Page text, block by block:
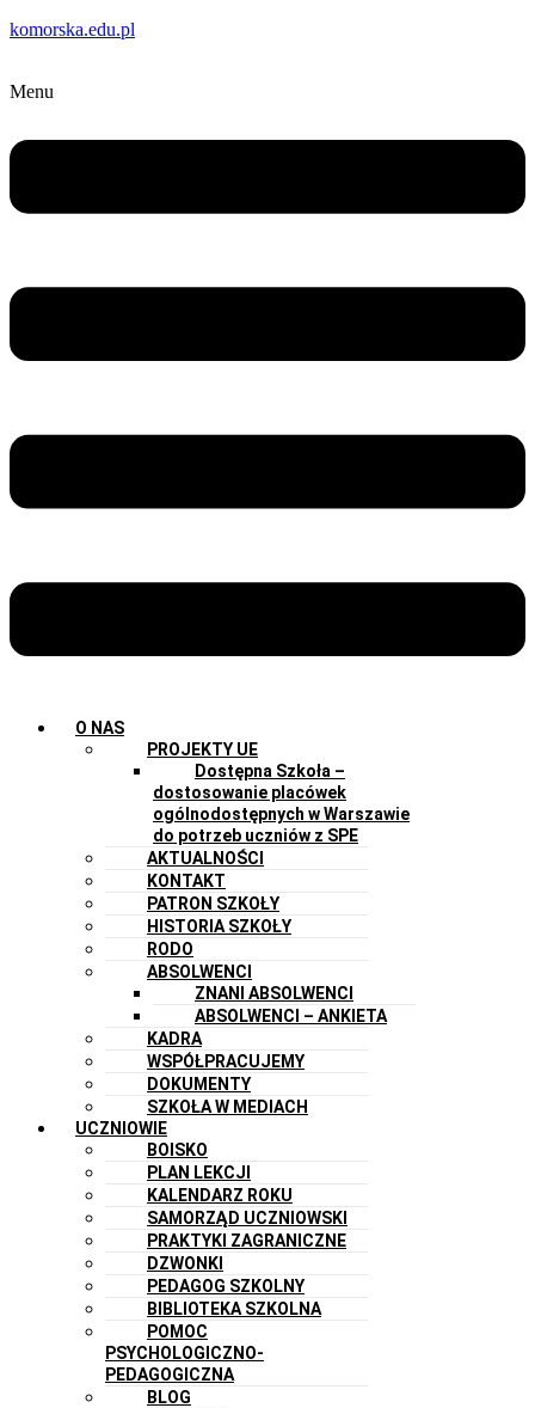
komorska.edu.pl
Menu
O NAS
PROJEKTY UE
Dostępna Szkoła –
dostosowanie placówek
ogólnodostępnych w Warszawie
do potrzeb uczniów z SPE
AKTUALNOŚCI
KONTAKT
PATRON SZKOŁY
HISTORIA SZKOŁY
RODO
ABSOLWENCI
ZNANI ABSOLWENCI
ABSOLWENCI – ANKIETA
KADRA
WSPÓŁPRACUJEMY
DOKUMENTY
SZKOŁA W MEDIACH
UCZNIOWIE
BOISKO
PLAN LEKCJI
KALENDARZ ROKU
SAMORZĄD UCZNIOWSKI
PRAKTYKI ZAGRANICZNE
DZWONKI
PEDAGOG SZKOLNY
BIBLIOTEKA SZKOLNA
POMOC
PSYCHOLOGICZNO-
PEDAGOGICZNA
BLOG